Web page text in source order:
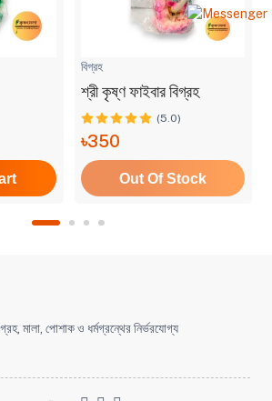
বিগ্রহ
শ্রী কৃষ্ণ ফাইবার বিগ্রহ
(5.0)
৳350
Out Of Stock
মালা, পোশাক ও ধর্মগ্রন্থের নির্ভরযোগ্য